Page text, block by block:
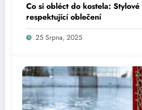
Co si obléct do kostela: Stylové
respektující oblečení
25 Srpna, 2025